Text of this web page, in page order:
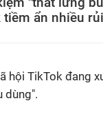
ẩn nhiều
hội TikTok đang
dùng".